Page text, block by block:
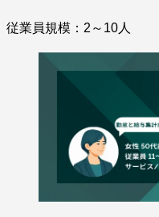
従業員規模：2～10人